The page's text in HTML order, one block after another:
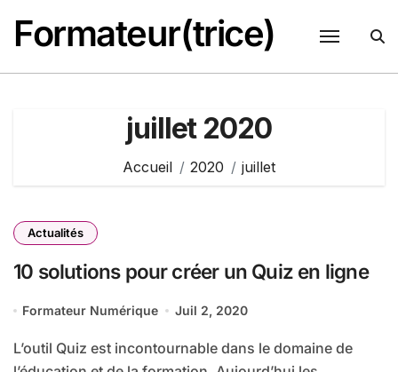
contenu
Formateur(trice)
juillet 2020
Accueil 2020 juillet
Actualités
10 solutions pour créer un Quiz en ligne
Formateur Numérique Juil 2, 2020
L’outil Quiz est incontournable dans le domaine de